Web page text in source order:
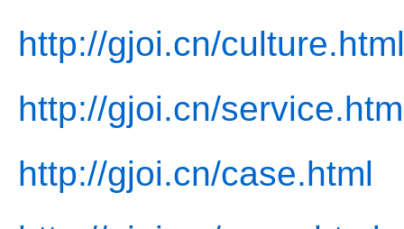
http://gjoi.cn/culture.html
http://gjoi.cn/
http://gjoi.cn/case.html